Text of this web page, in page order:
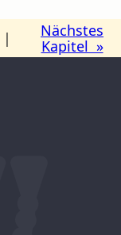
|
Nächstes
Kapitel »